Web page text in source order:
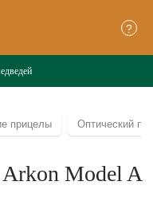
?
прицелы Оптический
Model A